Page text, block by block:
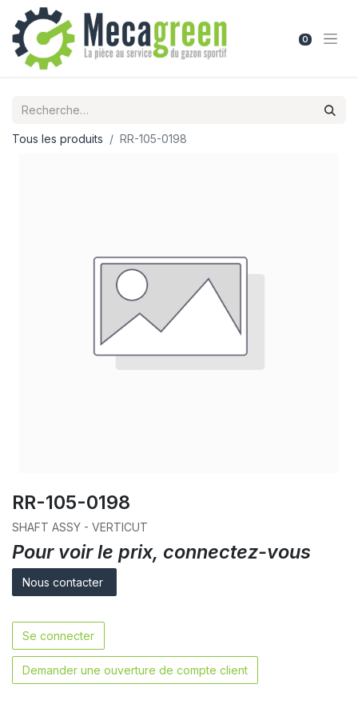
0
Tous les produits RR-105-0198
RR-105-0198
SHAFT ASSY - VERTICUT
Pour voir le prix, connectez-vous
Nous contacter
Se connecter
Demander une ouverture de compte client